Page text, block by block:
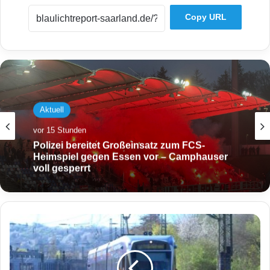
Copy URL
Aktuell
vor 15 Stunden
Polizei bereitet Großeinsatz zum FCS-
Heimspiel gegen Essen vor – Camphauser
voll gesperrt
D
r
o
h